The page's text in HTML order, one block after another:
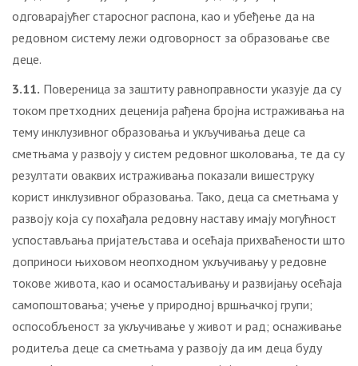
одговарајућег старосног распона, као и убеђење да на
редовном систему лежи одговорност за образовање све
деце.
3.11. Повереница за заштиту равноправности указује да су
током претходних деценија рађена бројна истраживања на
тему инклузивног образовања и укључивања деце са
сметњама у развоју у систем редовног школовања, те да су
резултати оваквих истраживања показали вишеструку
корист инклузивног образовања. Тако, деца са сметњама у
развоју која су похађала редовну наставу имају могућност
успостављања пријатељстава и осећаја прихваћености што
доприноси њиховом неопходном укључивању у редовне
токове живота, као и осамостаљивању и развијању осећаја
самопоштовања; учење у природној вршњачкој групи;
оспособљеност за укључивање у живот и рад; оснаживање
родитеља деце са сметњама у развоју да им деца буду